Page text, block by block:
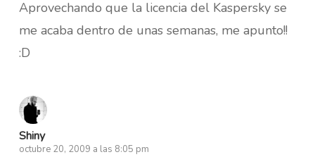
Aprovechando que la licencia del Kaspersky se
me acaba dentro de unas semanas, me apunto!!
:D
Shiny
octubre 20, 2009 a las 8:05 pm